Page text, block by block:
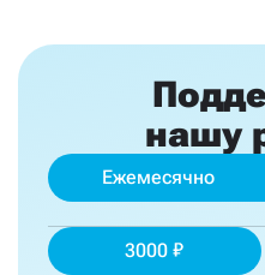
нашу
Ежемесячно
3000